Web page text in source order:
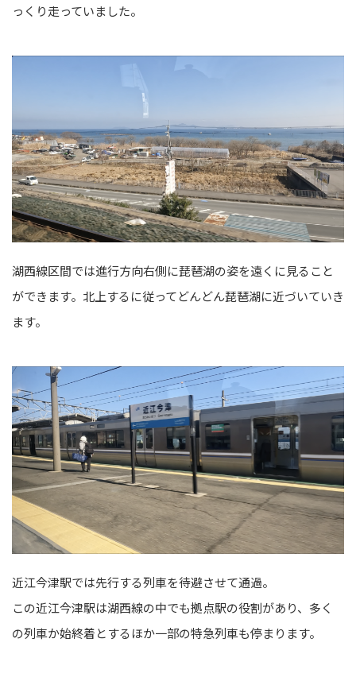
っくり走っていました。
湖西線区間では進行方向右側に琵琶湖の姿を遠くに見ること
ができます。北上するに従ってどんどん琵琶湖に近づいていき
ます。
近江今津駅では先行する列車を待避させて通過。
この近江今津駅は湖西線の中でも拠点駅の役割があり、多く
の列車か始終着とするほか一部の特急列車も停まります。